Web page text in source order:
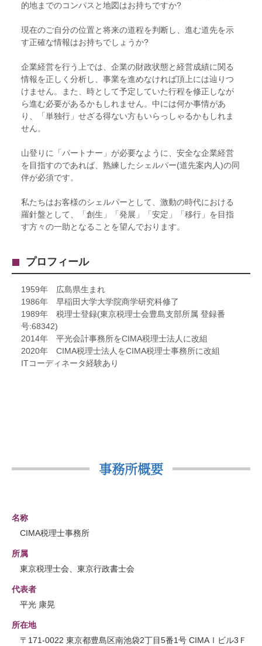
的地までのコンパスと地図はお持ちですか?
現在のご自分の位置と将来の道程を判断し、進む道先を示
す正確な情報はお持ちでしょうか?
企業経営を行う上では、企業の財政状態と経営成績に関る
情報を正しく分析し、事業を進めなければ頂上には辿りつ
けません。また、時として予定していた行程を修正しなが
ら進む必要があるかもしれません。中には何か事情があ
り、「単独行」せざる得ない方もいらっしゃるかもしれま
せん。
山登りに「パートナー」が必要なように、安全な企業経営
を目指すのであれば、熟練したシェルパー(道先案内人)の同
伴が必須です。
私たちはお客様のシェルパーとして、激動の時代における
羅針盤として、「創生」「発展」「安定」「移行」を目指
す方々の一助となることを望んでおります。
プロフィール
1959年 広島県生まれ
1986年 早稲田大学大学院商学研究科修了
1989年 税理士登録(東京税理士会豊島支部所属 登録番
号:68342)
2014年 平光会計事務所をCIMA税理士法人に改組
2020年 CIMA税理士法人をCIMA税理士事務所に改組
ITコーディネータ経験あり
事務所概要
名称
CIMA税理士事務所
所属
東京税理士会、東京行政書士会
代表者
平光 康晃
所在地
〒171-0022 東京都豊島区南池袋2丁目5番1号 CIMAⅠビル3Ｆ